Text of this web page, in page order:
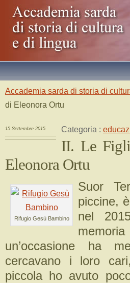
Accademia sarda di storia di
di Eleonora Ortu
15 Settembre 2015 Categoria :
II. Le
Eleonora Ortu
Rifugio Gesù Bambino
Suor
piccine,
nel
un’occasione ha
cercavano i loro
piccola ho avuto